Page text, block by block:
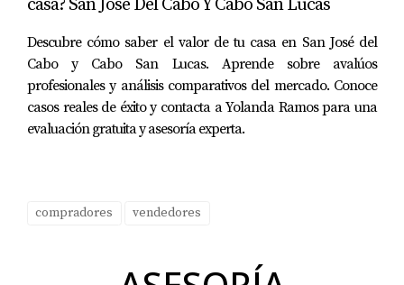
Accesorios de Calidad : El detalle final para
lograr un diseño de lujo sin tocar la estructura
está en los accesorios: alfombras persas,
cojines de lino, cortinas de tejidos naturales y
adecuados complementan el diseño de
los ojos de compradores potenciales.
casa? San Jose Del Cabo Y Cabo San Lucas
Descubre cómo saber el valor de tu casa en San José del
Cabo y Cabo San Lucas. Aprende sobre avalúos
profesionales y análisis comparativos del mercado. Conoce
casos reales de éxito y contacta a Yolanda Ramos para una
evaluación gratuita y asesoría experta.
compradores vendedores